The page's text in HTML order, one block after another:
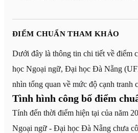
ĐIỂM CHUẨN THAM KHẢO
Dưới đây là thông tin chi tiết về điểm
học Ngoại ngữ, Đại học Đà Nẵng
nhìn tổng quan về mức độ cạnh tranh
Tình hình công bố điểm
Tính đến thời điểm hiện tại của năm
Ngoại ngữ - Đại học Đà Nẵng chưa